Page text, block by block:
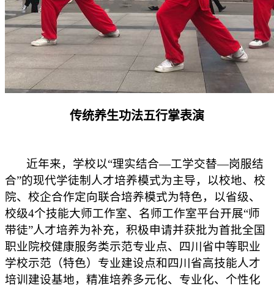
传统养生功法五行掌表演
近年来， 学校以“理实结合—工学交替—岗服结
合”的现代学徒制人才培养模式为主导，以校地、校
院、校企合作定向联合培养模式为特色，以省级、
校级4个技能大师工作室、名师工作室平台开展“师
带徒”人才培养为补充，积极申请并获批为首批全国
职业院校健康服务类示范专业点、四川省中等职业
学校示范（特色）专业建设点和四川省高技能人才
培训建设基地，精准培养多元化、专业化、个性化